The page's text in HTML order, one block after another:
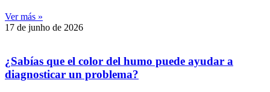
Ver más »
17 de junho de 2026
¿Sabías que el color del humo puede ayudar a
diagnosticar un problema?